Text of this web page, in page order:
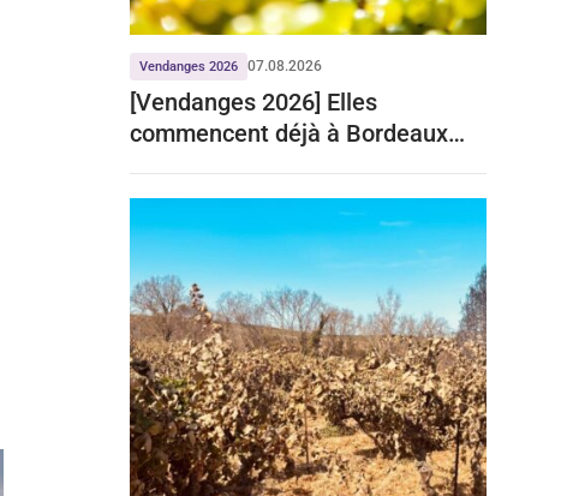
Vendanges 2026 07.08.2026
[Vendanges 2026] Elles
commencent déjà à Bordeaux